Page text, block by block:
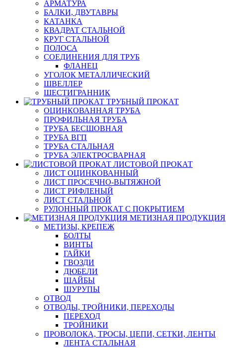
АРМАТУРА
БАЛКИ, ДВУТАВРЫ
КАТАНКА
КВАДРАТ СТАЛЬНОЙ
КРУГ СТАЛЬНОЙ
ПОЛОСА
СОЕДИНЕНИЯ ДЛЯ ТРУБ
ФЛАНЕЦ
УГОЛОК МЕТАЛЛИЧЕСКИЙ
ШВЕЛЛЕР
ШЕСТИГРАННИК
ТРУБНЫЙ ПРОКАТ
ОЦИНКОВАННАЯ ТРУБА
ПРОФИЛЬНАЯ ТРУБА
ТРУБА БЕСШОВНАЯ
ТРУБА ВГП
ТРУБА СТАЛЬНАЯ
ТРУБА ЭЛЕКТРОСВАРНАЯ
ЛИСТОВОЙ ПРОКАТ
ЛИСТ ОЦИНКОВАННЫЙ
ЛИСТ ПРОСЕЧНО-ВЫТЯЖНОЙ
ЛИСТ РИФЛЕНЫЙ
ЛИСТ СТАЛЬНОЙ
РУЛОННЫЙ ПРОКАТ С ПОКРЫТИЕМ
МЕТИЗНАЯ ПРОДУКЦИЯ
МЕТИЗЫ, КРЕПЕЖ
БОЛТЫ
ВИНТЫ
ГАЙКИ
ГВОЗДИ
ДЮБЕЛИ
ШАЙБЫ
ШУРУПЫ
ОТВОД
ОТВОДЫ, ТРОЙНИКИ, ПЕРЕХОДЫ
ПЕРЕХОД
ТРОЙНИКИ
ПРОВОЛОКА, ТРОСЫ, ЦЕПИ, СЕТКИ, ЛЕНТЫ
ЛЕНТА СТАЛЬНАЯ